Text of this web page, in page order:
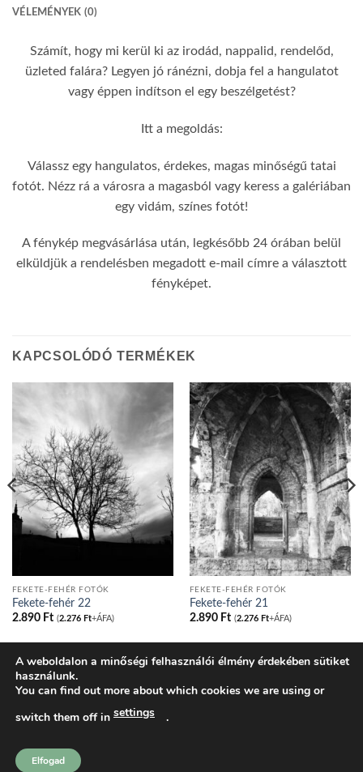
VÉLEMÉNYEK (0)
Számít, hogy mi kerül ki az irodád, nappalid, rendelőd,
üzleted falára? Legyen jó ránézni, dobja fel a hangulatot
vagy éppen indítson el egy beszélgetést?
Itt a megoldás:
Válassz egy hangulatos, érdekes, magas minőségű tatai
fotót. Nézz rá a városra a magasból vagy keress a galériában
egy vidám, színes fotót!
A fénykép megvásárlása után, legkésőbb 24 órában belül
elküldjük a rendelésben megadott e-mail címre a választott
fényképet.
KAPCSOLÓDÓ TERMÉKEK
FEKETE-FEHÉR FOTÓK
Fekete-fehér 22
2.890 Ft (2.276 Ft+ÁFA)
FEKETE-FEHÉR FOTÓK
Fekete-fehér 21
2.890 Ft (2.276 Ft+ÁFA)
BLOG ADATVÉDELMI IRÁNYELVEK
ÁLTALÁNOS SZERZŐDÉSI FELTÉTELEK
KOSÁR
PÉNZTÁR
tatakonyv.hu 2026 ©
A weboldalon a minőségi felhasználói élmény érdekében sütiket
használunk.
You can find out more about which cookies we are using or
switch them off in settings .
Elfogad